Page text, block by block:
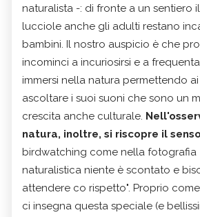
naturalista -: di fronte a un sentiero
lucciole anche gli adulti restano
bambini. Il nostro auspicio è che
incominci a incuriosirsi e a
immersi nella natura permettendo
ascoltare i suoi suoni che sono un
crescita anche culturale.
natura, inoltre, si riscopre il
birdwatching come nella fotografia
naturalistica niente è scontato e
attendere co rispetto". Proprio come
ci insegna questa speciale (e